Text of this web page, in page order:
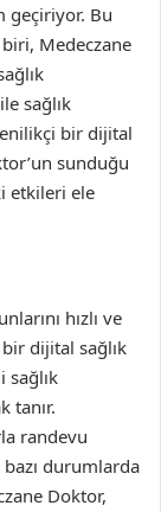
geçiriyor. Bu
Medeczane
sağlık
bir dijital
sunduğu
etkileri ele
hızlı ve
dijital sağlık
sağlık
tanır.
randevu
bazı durumlarda
Doktor,